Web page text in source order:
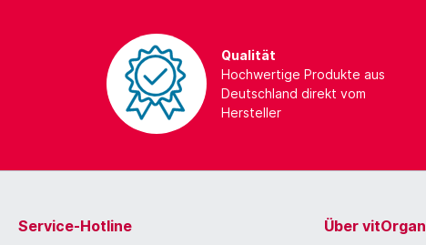
Qualität
Hochwertige Produkte aus
Deutschland direkt vom
Hersteller
Service-Hotline Über vitOrgan